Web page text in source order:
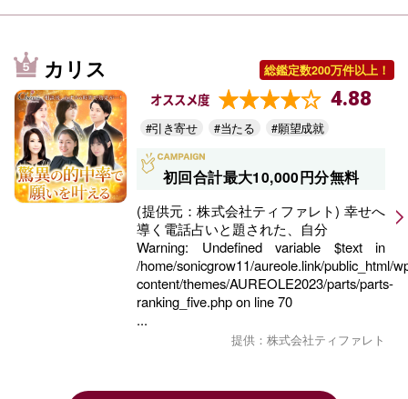
カリス 総鑑定数200万件以上！
オススメ度 4.88
#引き寄せ #当たる #願望成就
初回合計最大10,000円分無料
(提供元：株式会社ティファレト) 幸せへ
導く電話占いと題された、自分
Warning: Undefined variable $text in
/home/sonicgrow11/aureole.link/public_html/
content/themes/AUREOLE2023/parts/parts-
ranking_five.phpon line70
...
提供：株式会社ティファレト